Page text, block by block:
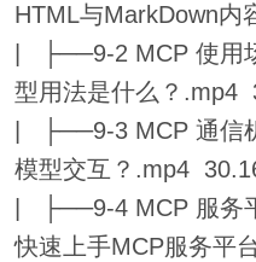
HTML与MarkDown内
| ├──9-2 MCP 使用
型用法是什么？.mp4
| ├──9-3 MCP 通信
模型交互？.mp4
| ├──9-4 MCP 服务
快速上手MCP服务平